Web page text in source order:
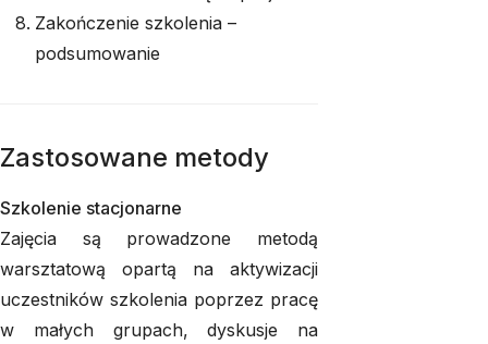
Zakończenie szkolenia –
podsumowanie
Zastosowane metody
Szkolenie stacjonarne
Zajęcia są prowadzone metodą
warsztatową opartą na aktywizacji
uczestników szkolenia poprzez pracę
w małych grupach, dyskusje na